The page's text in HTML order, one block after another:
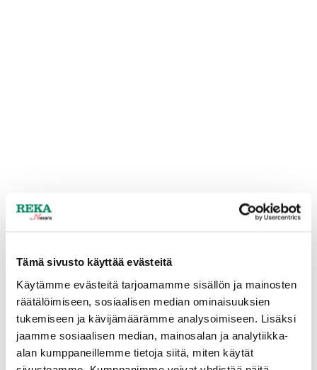
Tämä sivusto käyttää evästeitä
Käytämme evästeitä tarjoamamme sisällön ja mainosten
räätälöimiseen, sosiaalisen median ominaisuuksien
tukemiseen ja kävijämäärämme analysoimiseen. Lisäksi
jaamme sosiaalisen median, mainosalan ja analytiikka-
alan kumppaneillemme tietoja siitä, miten käytät